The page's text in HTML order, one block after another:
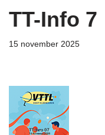
TT-Info 7
15 november 2025